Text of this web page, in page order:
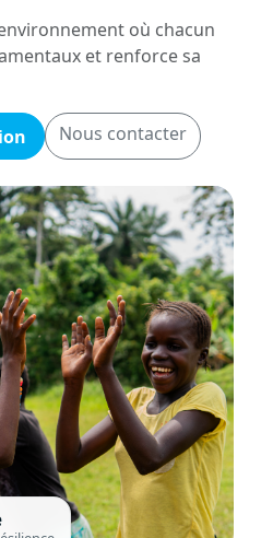
où chacun
et renforce sa
Nous contacter